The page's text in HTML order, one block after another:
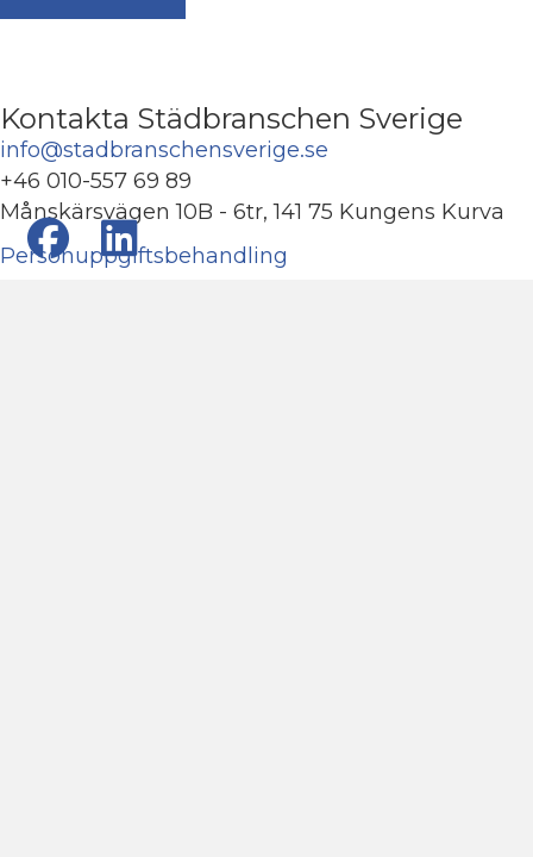
Kontakta Städbranschen Sverige
info@stadbranschensverige.se
+46 010-557 69 89
Månskärsvägen 10B - 6tr, 141 75 Kungens Kurva
Personuppgiftsbehandling